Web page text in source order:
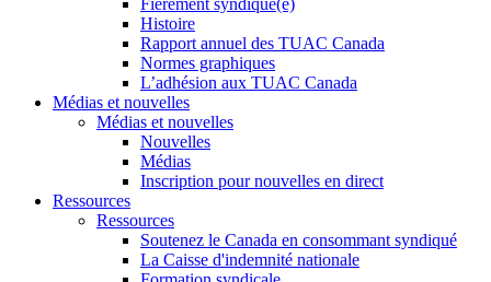
Fièrement syndiqué(e)
Histoire
Rapport annuel des TUAC Canada
Normes graphiques
L’adhésion aux TUAC Canada
Médias et nouvelles
Médias et nouvelles
Nouvelles
Médias
Inscription pour nouvelles en direct
Ressources
Ressources
Soutenez le Canada en consommant syndiqué
La Caisse d'indemnité nationale